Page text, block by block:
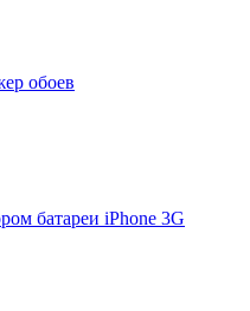
обоев
батареи iPhone 3G